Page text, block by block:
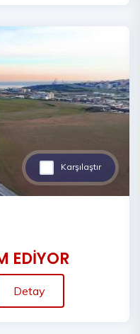
Karşılaştır
EDİYOR
Detay